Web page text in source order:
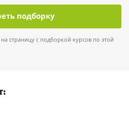
подборку
страницу с подборкой курсов по этой